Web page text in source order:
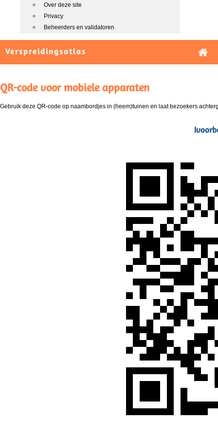
Over deze site
Privacy
Beheerders en validatoren
Verspreidingsatlas
QR-code voor mobiele apparaten
Gebruik deze QR-code op naambordjes in (heem)tuinen en laat bezoekers